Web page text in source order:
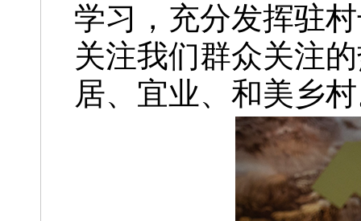
学习，充分发挥驻
关注我们群众关注
居、宜业、和美乡